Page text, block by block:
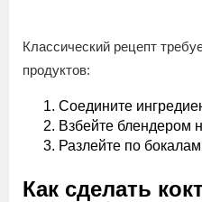
Классический рецепт
продуктов:
Соедините
Взбейте блендером
Разлейте по
Как сделать